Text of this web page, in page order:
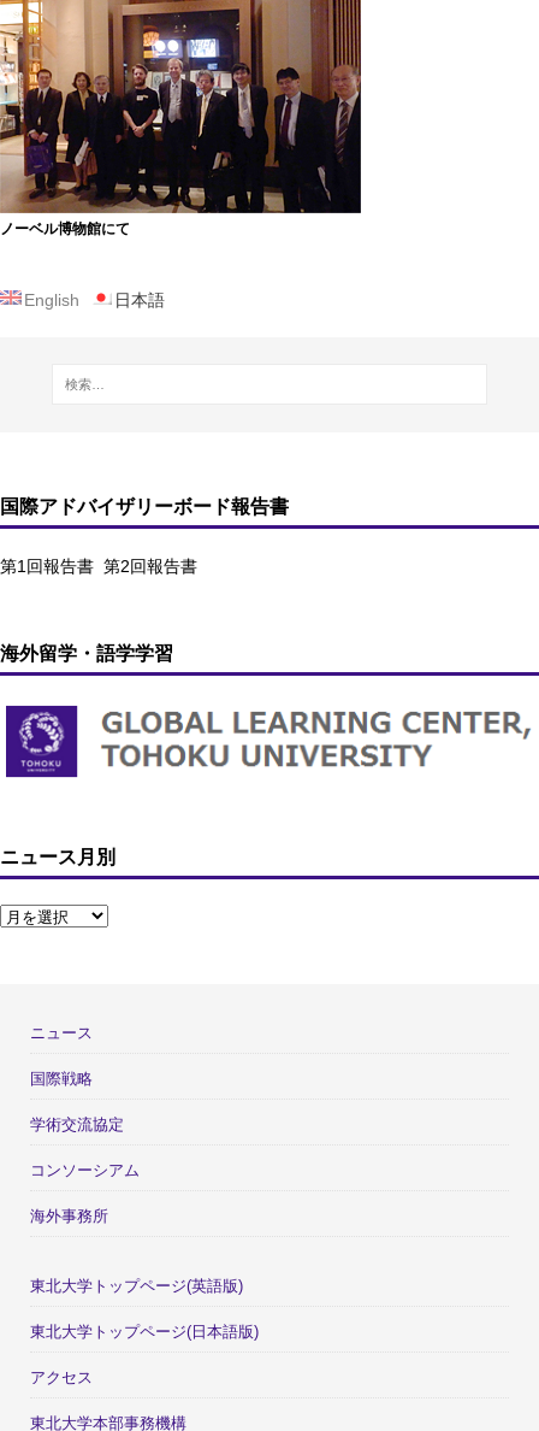
ノーベル博物館にて
English 日本語
国際アドバイザリーボード報告書
第1回報告書 第2回報告書
海外留学・語学学習
ニュース月別
ニュース
国際戦略
学術交流協定
コンソーシアム
海外事務所
東北大学トップページ(英語版)
東北大学トップページ(日本語版)
アクセス
東北大学本部事務機構